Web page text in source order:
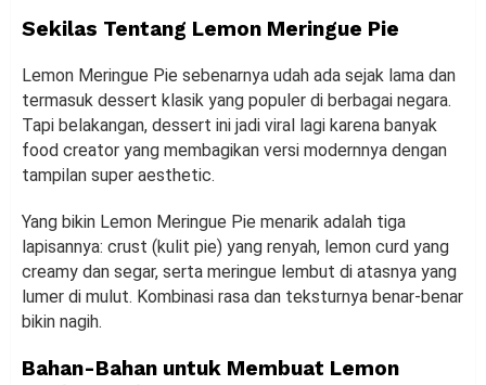
Sekilas Tentang Lemon Meringue Pie
Lemon Meringue Pie sebenarnya udah ada sejak lama dan
termasuk dessert klasik yang populer di berbagai negara.
Tapi belakangan, dessert ini jadi viral lagi karena banyak
food creator yang membagikan versi modernnya dengan
tampilan super aesthetic.
Yang bikin Lemon Meringue Pie menarik adalah tiga
lapisannya: crust (kulit pie) yang renyah, lemon curd yang
creamy dan segar, serta meringue lembut di atasnya yang
lumer di mulut. Kombinasi rasa dan teksturnya benar-benar
bikin nagih.
Bahan-Bahan untuk Membuat Lemon